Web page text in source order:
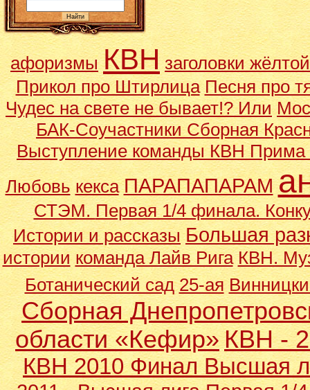
афоризмы КВН заголовки
Прикол про Штирлица Песня про
Чудес на свете не бывает!? Или
БАК-Соучастники Сборная
Выступление команды КВН Прима
Любовь кекса ПАРАПАПАРАМ
СТЭМ.Первая 1/4 финала.
Истории и рассказы Большая
истории команда Лайв Рига КВН.
Ботанический сад 25-ая
Сборная
области «Кефир»КВН -
КВН 2010 Финал Высшая